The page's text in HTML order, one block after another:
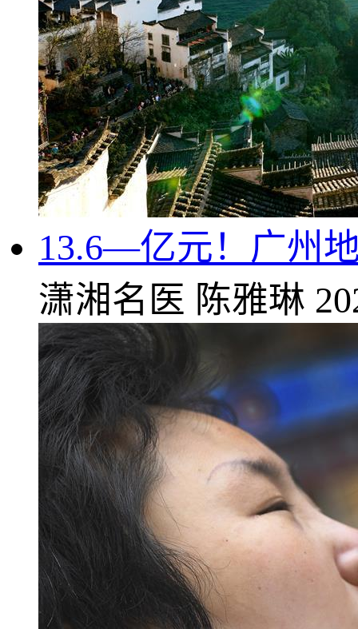
13.6—亿元！广州
潇湘名医 陈雅琳